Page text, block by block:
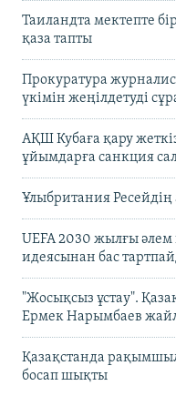
Таиландта мектепте
қаза тапты
Прокуратура
үкімін жеңілдетуді
АҚШ Кубаға қару
ұйымдарға санкция
Ұлыбритания
UEFA 2030 жылғы
идеясынан бас
"Жосықсыз ұстау".
Ермек Нарымбаев
Қазақстанда
босап шықты